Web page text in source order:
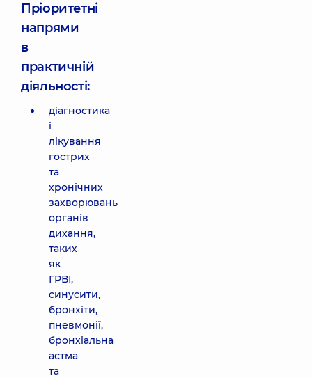
Пріоритетні
напрями
в
практичній
діяльності:
діагностика
і
лікування
гострих
та
хронічних
захворювань
органів
дихання,
таких
як
ГРВІ,
синусити,
бронхіти,
пневмонії,
бронхіальна
астма
та